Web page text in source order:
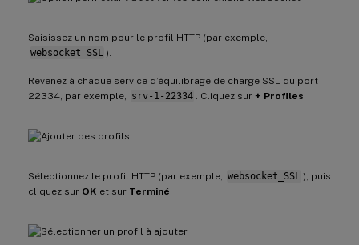
Saisissez un nom pour le profil HTTP (par exemple,
websocket_SSL ).
Revenez à chaque service d’équilibrage de charge SSL du port
22334, par exemple,
srv-1-22334 . Cliquez sur + Profiles
Sélectionnez le profil HTTP (par exemple, websocket_SSL ), puis
cliquez sur OK et sur Terminé